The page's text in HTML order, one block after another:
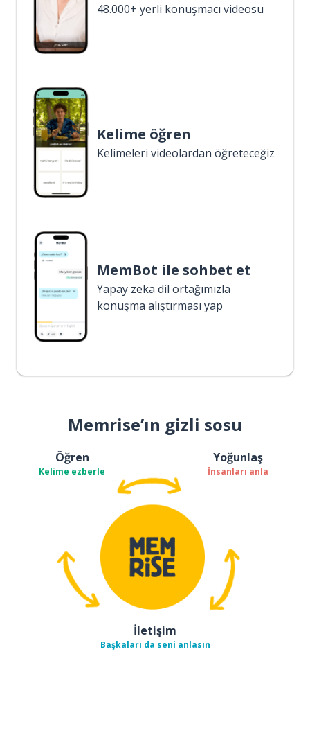
48.000+ yerli konuşmacı videosu
Kelime öğren
Kelimeleri videolardan öğreteceğiz
MemBot ile sohbet et
Yapay zeka dil ortağımızla
konuşma alıştırması yap
Memrise’ın gizli sosu
Öğren
Kelime ezberle
Yoğunlaş
İnsanları anla
İletişim
Başkaları da seni anlasın